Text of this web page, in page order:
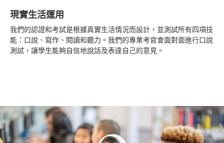
現實生活運用
我們的認證和考試是根據真實生活情況而設計，並測試所有四項技
能：口說、寫作、閱讀和聽力。我們的專業考官會面對面進行口說
測試，讓學生能夠自信地說話及表達自己的意見。